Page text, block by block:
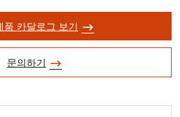
품 카달로그 보기
문의하기